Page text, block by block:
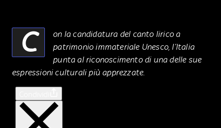
C
on la candidatura del canto lirico a
patrimonio immateriale Unesco, l’Italia
punta al riconoscimento di una delle sue
espressioni culturali più apprezzate.